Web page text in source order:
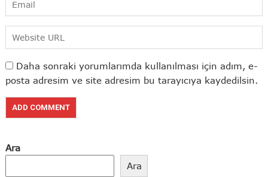
Daha sonraki yorumlarımda kullanılması için adım, e-
posta adresim ve site adresim bu tarayıcıya kaydedilsin.
Ara
Ara